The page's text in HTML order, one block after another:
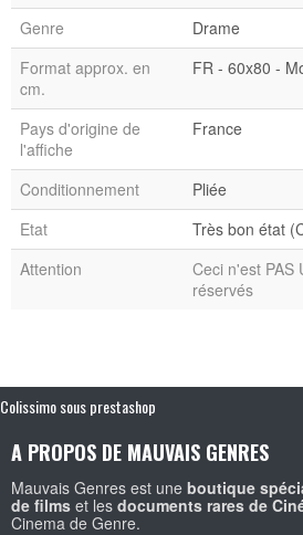
Genre
Drame
Format approx. en
cm.
FR - 60x80 -
Pays d'origine de
l'affiche
France
Conditionnement
Pliée
Etat
Très bon état
Attention
Ceci n'est PAS
réservés
Colissimo sous prestashop
A PROPOS DE MAUVAIS GENRES
Mauvais Genres est une boutique
de films et les documents rares de
Cinema de Genre.